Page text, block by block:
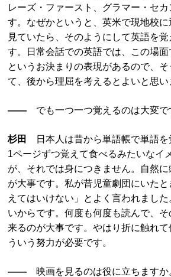
レーズ・ファースト、グラマー・セ
す。なぜかというと、英米で現地校
見ていたら、そのようにして英語を
す。日常会話での英語では、この場面
というお決まりの表現があるので、そ
て、後から理屈を考えるとよいと思い
―― でも一つ一つ覚えるのは大変で
杉田
日本人は昔から単語帳で単語を
1ページずつ覚えて食べるみたいなイ
が、それでは身につきません。自然
が大事です。私が昔児童劇団にいた
えてはいけない」とよく言われまし
いからです。何度も何度も読んで、
来るのが大事です。やはり折に触れ
ういう努力が必要です。
―― 映画を見るのは役に立ちますか